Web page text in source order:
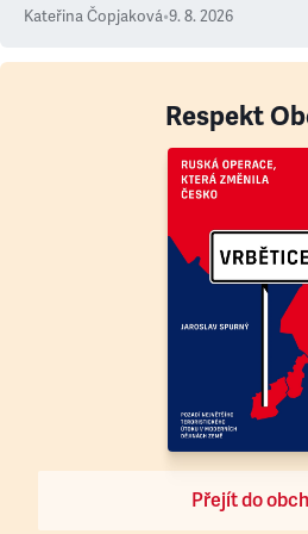
Kateřina Čopjaková•9. 8. 2026
Respekt
Přejít do